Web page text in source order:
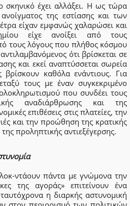
σκηνικό έχει αλλάξει. Η ως τώρα
της εστίασης και των
είχαν εμφανώς χαλαρώσει και
είχε ανοίξει από τους
τους λόγους που πλήθος κόσμου
ότι βρίσκεται σε
και εκεί αναπτύσσεται σωρεία
καθόλα ενάντιους. Για
τους με έναν συγκεκριμένο
που συνδέει τους
αναδιάρθρωσης και της
επιθέσεις στις πλατείες, την
και την προώθηση της κρατικής
προληπτικής αντιεξέγερσης.
ντάουν πάντα με γνώμονα την
της αγοράς» επιτείνουν ένα
η διαρκής αστυνομική